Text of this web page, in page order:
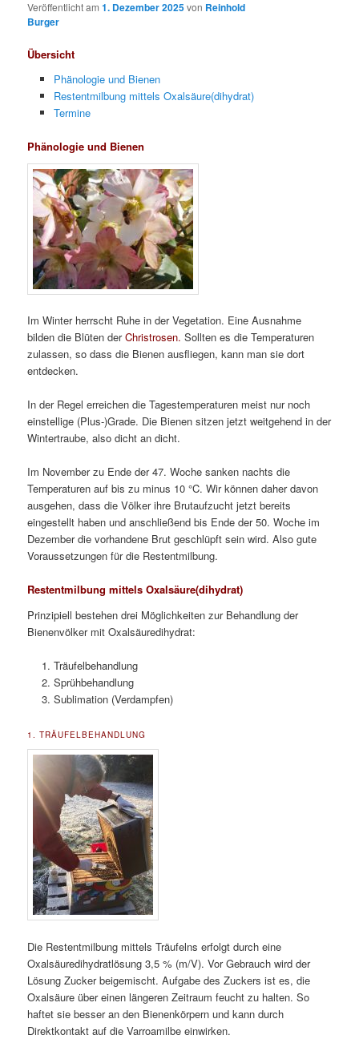
Veröffentlicht am1. Dezember 2025von Reinhold
Burger
Übersicht
Phänologie und Bienen
Restentmilbung mittels Oxalsäure(dihydrat)
Termine
Phänologie und Bienen
Im Winter herrscht Ruhe in der Vegetation. Eine Ausnahme
bilden die Blüten derChristrosen. Sollten es die Temperaturen
zulassen, so dass die Bienen ausfliegen, kann man sie dort
entdecken.
In der Regel erreichen die Tagestemperaturen meist nur noch
einstellige (Plus-)Grade. Die Bienen sitzen jetzt weitgehend in der
Wintertraube, also dicht an dicht.
Im November zu Ende der 47. Woche sanken nachts die
Temperaturen auf bis zu minus 10 °C. Wir können daher davon
ausgehen, dass die Völker ihre Brutaufzucht jetzt bereits
eingestellt haben und anschließend bis Ende der 50. Woche im
Dezember die vorhandene Brut geschlüpft sein wird. Also gute
Voraussetzungen für die Restentmilbung.
Restentmilbung mittels Oxalsäure(dihydrat)
Prinzipiell bestehen drei Möglichkeiten zur Behandlung der
Bienenvölker mit Oxalsäuredihydrat:
Träufelbehandlung
Sprühbehandlung
Sublimation (Verdampfen)
1. TRÄUFELBEHANDLUNG
Die Restentmilbung mittels Träufelns erfolgt durch eine
Oxalsäuredihydratlösung 3,5 % (m/V). Vor Gebrauch wird der
Lösung Zucker beigemischt. Aufgabe des Zuckers ist es, die
Oxalsäure über einen längeren Zeitraum feucht zu halten. So
haftet sie besser an den Bienenkörpern und kann durch
Direktkontakt auf die Varroamilbe einwirken.